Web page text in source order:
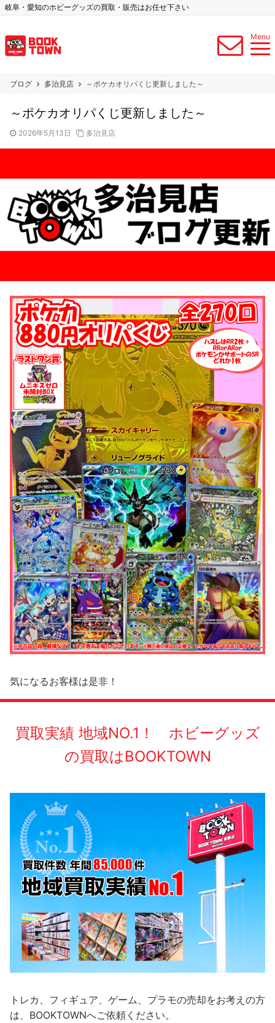
岐阜・愛知のホビーグッズの買取・販売はお任せ下さい
Menu
ブログ 多治見店 ～ポケカオリパくじ更新しました～
～ポケカオリパくじ更新しました～
2026年5月13日 多治見店
気になるお客様は是非！
買取実績 地域NO.1！ ホビーグッズ
の買取はBOOKTOWN
トレカ、フィギュア、ゲーム、プラモの売却をお考えの方
は、BOOKTOWNへご依頼ください。